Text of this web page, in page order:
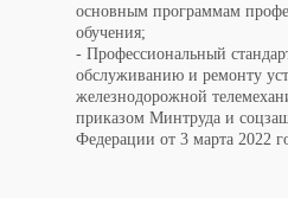
основным программам
обучения;
- Профессиональный
обслуживанию и ремонту
железнодорожной
приказом Минтруда и
Федерации от 3 марта 2022